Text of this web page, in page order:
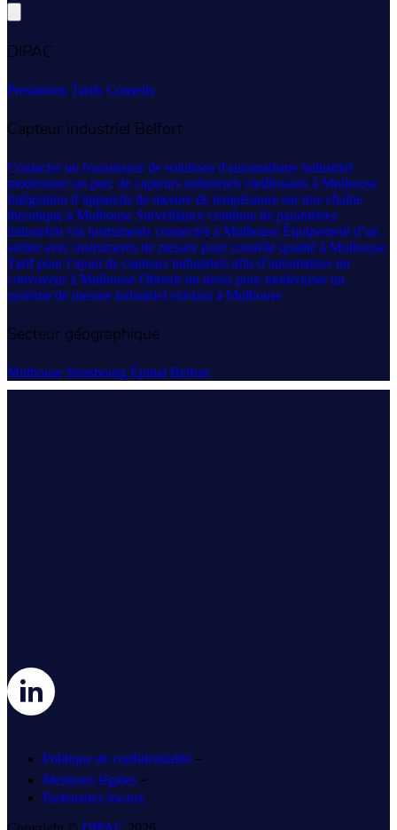
DIPAC
Prestations Tarifs Conseils
Capteur industriel Belfort
Contacter un fournisseur de solutions d'automatisme industriel
moderniser un parc de capteurs industriels vieillissants à Mulhouse
Intégration d’appareils de mesure de température sur une chaîne
thermique à Mulhouse Surveillance continue de paramètres
industriels via instruments connectés à Mulhouse Équipement d’un
atelier avec instruments de mesure pour contrôle qualité à Mulhouse
Tarif pour l’ajout de capteurs industriels afin d’automatiser un
convoyeur à Mulhouse Obtenir un devis pour moderniser un
système de mesure industriel existant à Mulhouse
Secteur géographique
Mulhouse Strasbourg Épinal Belfort
Politique de confidentialité -
Mentions légales -
Partenaires locaux